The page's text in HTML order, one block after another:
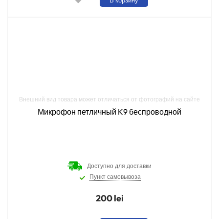
Внешний вид товара может отличаться от фотографий на сайте
Микрофон петличный K9 беспроводной
Доступно для доставки
Пункт самовывоза
200 lei